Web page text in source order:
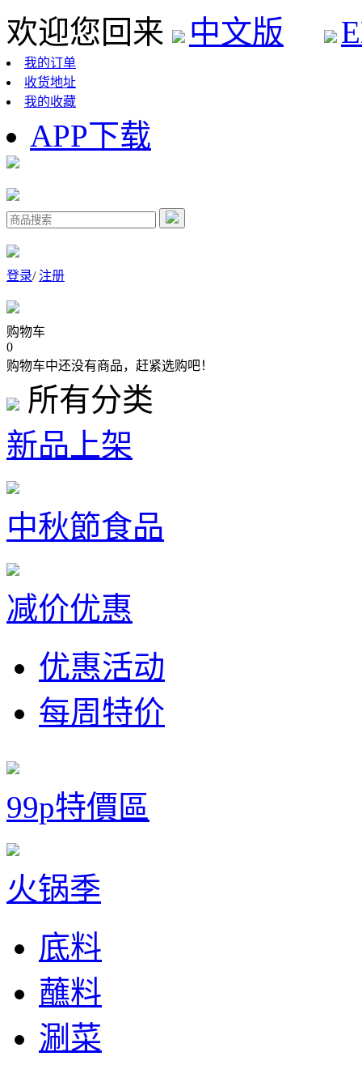
欢迎您回来 中文版
我的订单
收货地址
我的收藏
APP下载
登录/注册
购物车
0
购物车中还没有商品，赶紧选购吧！
所有分类
新品上架
中秋節食品
减价优惠
优惠活动
每周特价
99p特價區
火锅季
底料
蘸料
涮菜